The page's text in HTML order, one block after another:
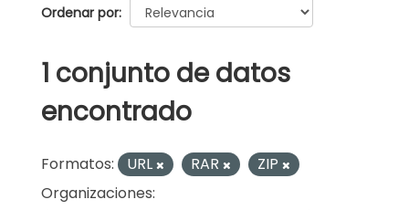
Ordenar por
1 conjunto de datos
encontrado
Formatos: URL RAR
ZIP
Organizaciones: